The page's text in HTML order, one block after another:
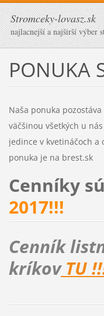
Stromceky-lovasz.sk
najlacnejší a najširší výber
PONUKA
Naša ponuka
väčšinou všetkých u
jedince v kvetináčoch a
ponuka je na brest.sk
Cenníky
2017!!!
Cenník
kríkov TU